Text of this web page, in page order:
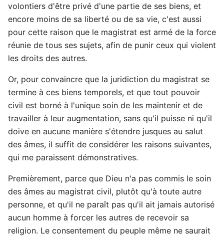
volontiers d'être privé d'une partie de ses biens, et
encore moins de sa liberté ou de sa vie, c'est aussi
pour cette raison que le magistrat est armé de la force
réunie de tous ses sujets, afin de punir ceux qui violent
les droits des autres.
Or, pour convaincre que la juridiction du magistrat se
termine à ces biens temporels, et que tout pouvoir
civil est borné à l'unique soin de les maintenir et de
travailler à leur augmentation, sans qu'il puisse ni qu'il
doive en aucune manière s'étendre jusques au salut
des âmes, il suffit de considérer les raisons suivantes,
qui me paraissent démonstratives.
Premièrement, parce que Dieu n'a pas commis le soin
des âmes au magistrat civil, plutôt qu'à toute autre
personne, et qu'il ne paraît pas qu'il ait jamais autorisé
aucun homme à forcer les autres de recevoir sa
religion. Le consentement du peuple même ne saurait